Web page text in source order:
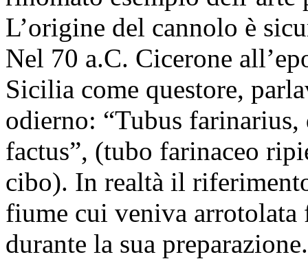
L’origine del cannolo è
Nel 70 a.C. Cicerone
Sicilia come questore,
odierno: “Tubus
factus”, (tubo farinaceo
cibo). In realtà il
fiume cui veniva
durante la sua preparazione.